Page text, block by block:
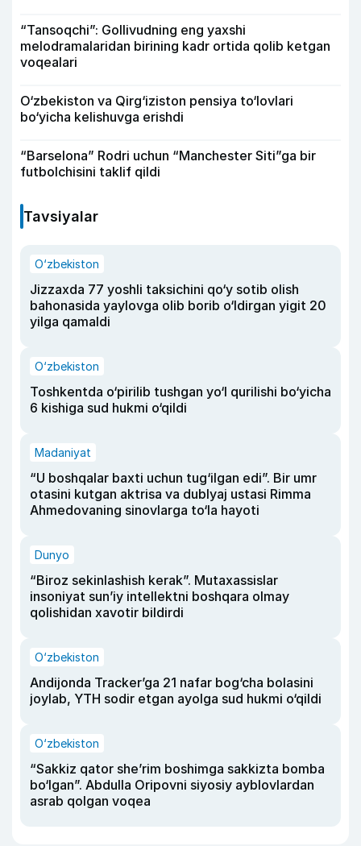
“Tansoqchi”: Gollivudning eng yaxshi
melodramalaridan birining kadr ortida qolib ketgan
voqealari
O‘zbekiston va Qirg‘iziston pensiya to‘lovlari
bo‘yicha kelishuvga erishdi
“Barselona” Rodri uchun “Manchester Siti”ga bir
futbolchisini taklif qildi
Tavsiyalar
O‘zbekiston
Jizzaxda 77 yoshli taksichini qo‘y sotib olish
bahonasida yaylovga olib borib o‘ldirgan yigit 20
yilga qamaldi
O‘zbekiston
Toshkentda o‘pirilib tushgan yo‘l qurilishi bo‘yicha
6 kishiga sud hukmi o‘qildi
Madaniyat
“U boshqalar baxti uchun tug‘ilgan edi”. Bir umr
otasini kutgan aktrisa va dublyaj ustasi Rimma
Ahmedovaning sinovlarga to‘la hayoti
Dunyo
“Biroz sekinlashish kerak”. Mutaxassislar
insoniyat sun’iy intellektni boshqara olmay
qolishidan xavotir bildirdi
O‘zbekiston
Andijonda Tracker’ga 21 nafar bog‘cha bolasini
joylab, YTH sodir etgan ayolga sud hukmi o‘qildi
O‘zbekiston
“Sakkiz qator she’rim boshimga sakkizta bomba
bo‘lgan”. Abdulla Oripovni siyosiy ayblovlardan
asrab qolgan voqea